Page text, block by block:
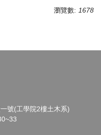
瀏覽數: 1678
號(工學院2樓土木系)